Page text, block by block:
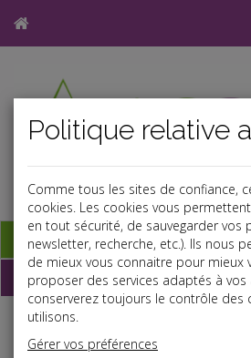
Base documentaire
Dépêches
Liste des dernières dépêches
Comme tous les sites de confiance,
cookies. Les cookies vous
en tout sécurité, de sauvegarder vos
newsletter, recherche, etc.). Ils nous
de mieux vous connaitre pour mieux
proposer des services adaptés à vos
conserverez toujours le contrôle des
utilisons.
Gérer vos préférences